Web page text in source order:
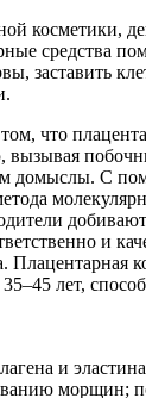
косметики,
средства
заставить
что
вызывая
домыслы. С
и
Плацентарная
лет,
и
морщин;